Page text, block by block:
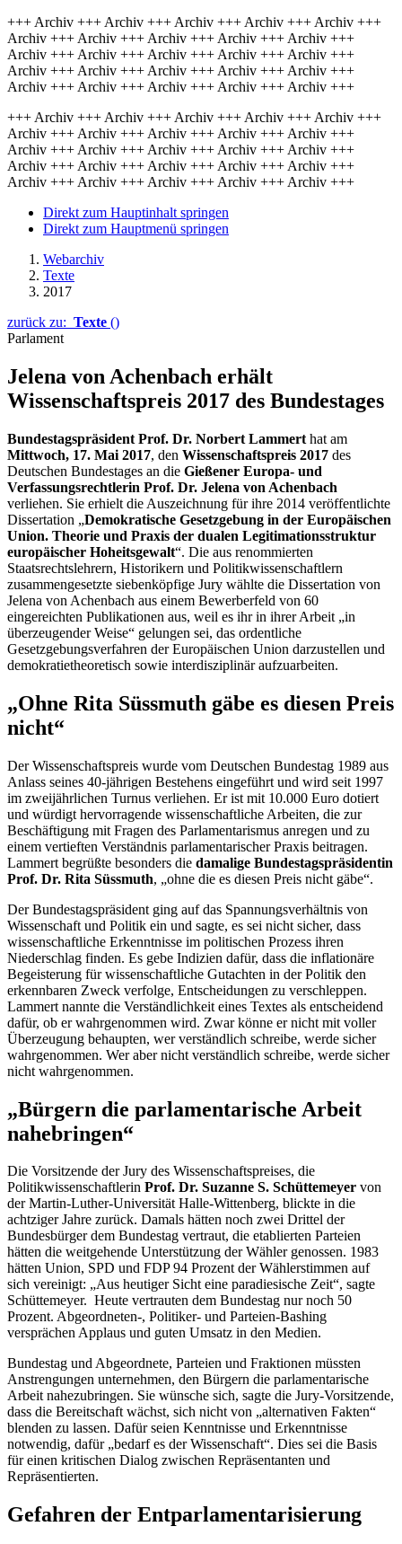
+++ Archiv +++ Archiv +++ Archiv +++ Archiv +++ Archiv +++
Archiv +++ Archiv +++ Archiv +++ Archiv +++ Archiv +++
Archiv +++ Archiv +++ Archiv +++ Archiv +++ Archiv +++
Archiv +++ Archiv +++ Archiv +++ Archiv +++ Archiv +++
Archiv +++ Archiv +++ Archiv +++ Archiv +++ Archiv +++
+++ Archiv +++ Archiv +++ Archiv +++ Archiv +++ Archiv +++
Archiv +++ Archiv +++ Archiv +++ Archiv +++ Archiv +++
Archiv +++ Archiv +++ Archiv +++ Archiv +++ Archiv +++
Archiv +++ Archiv +++ Archiv +++ Archiv +++ Archiv +++
Archiv +++ Archiv +++ Archiv +++ Archiv +++ Archiv +++
Direkt zum Hauptinhalt springen
Direkt zum Hauptmenü springen
Webarchiv
Texte
2017
zurück zu: Texte ()
Parlament
Jelena von Achenbach erhält
Wissenschaftspreis 2017 des Bundestages
Bundestagspräsident Prof. Dr. Norbert Lammert hat am
Mittwoch, 17. Mai 2017, den Wissenschaftspreis 2017 des
Deutschen Bundestages an die Gießener Europa- und
Verfassungsrechtlerin Prof. Dr. Jelena von Achenbach
verliehen. Sie erhielt die Auszeichnung für ihre 2014 veröffentlichte
Dissertation „Demokratische Gesetzgebung in der Europäischen
Union. Theorie und Praxis der dualen Legitimationsstruktur
europäischer Hoheitsgewalt“. Die aus renommierten
Staatsrechtslehrern, Historikern und Politikwissenschaftlern
zusammengesetzte siebenköpfige Jury wählte die Dissertation von
Jelena von Achenbach aus einem Bewerberfeld von 60
eingereichten Publikationen aus, weil es ihr in ihrer Arbeit „in
überzeugender Weise“ gelungen sei, das ordentliche
Gesetzgebungsverfahren der Europäischen Union darzustellen und
demokratietheoretisch sowie interdisziplinär aufzuarbeiten.
„Ohne Rita Süssmuth gäbe es diesen Preis
nicht“
Der Wissenschaftspreis wurde vom Deutschen Bundestag 1989 aus
Anlass seines 40-jährigen Bestehens eingeführt und wird seit 1997
im zweijährlichen Turnus verliehen. Er ist mit 10.000 Euro dotiert
und würdigt hervorragende wissenschaftliche Arbeiten, die zur
Beschäftigung mit Fragen des Parlamentarismus anregen und zu
einem vertieften Verständnis parlamentarischer Praxis beitragen.
Lammert begrüßte besonders die damalige Bundestagspräsidentin
Prof. Dr. Rita Süssmuth, „ohne die es diesen Preis nicht gäbe“.
Der Bundestagspräsident ging auf das Spannungsverhältnis von
Wissenschaft und Politik ein und sagte, es sei nicht sicher, dass
wissenschaftliche Erkenntnisse im politischen Prozess ihren
Niederschlag finden. Es gebe Indizien dafür, dass die inflationäre
Begeisterung für wissenschaftliche Gutachten in der Politik den
erkennbaren Zweck verfolge, Entscheidungen zu verschleppen.
Lammert nannte die Verständlichkeit eines Textes als entscheidend
dafür, ob er wahrgenommen wird. Zwar könne er nicht mit voller
Überzeugung behaupten, wer verständlich schreibe, werde sicher
wahrgenommen. Wer aber nicht verständlich schreibe, werde sicher
nicht wahrgenommen.
„Bürgern die parlamentarische Arbeit
nahebringen“
Die Vorsitzende derJury des Wissenschaftspreises, die
Politikwissenschaftlerin Prof. Dr. Suzanne S. Schüttemeyer von
der Martin-Luther-Universität Halle-Wittenberg, blickte in die
achtziger Jahre zurück. Damals hätten noch zwei Drittel der
Bundesbürger dem Bundestag vertraut, die etablierten Parteien
hätten die weitgehende Unterstützung der Wähler genossen. 1983
hätten Union, SPD und FDP 94 Prozent der Wählerstimmen auf
sich vereinigt: „Aus heutiger Sicht eine paradiesische Zeit“, sagte
Schüttemeyer. Heute vertrauten dem Bundestag nur noch 50
Prozent. Abgeordneten-, Politiker- und Parteien-Bashing
versprächen Applaus und guten Umsatz in den Medien.
Bundestag und Abgeordnete, Parteien und Fraktionen müssten
Anstrengungen unternehmen, den Bürgern die parlamentarische
Arbeit nahezubringen. Sie wünsche sich, sagte die Jury-Vorsitzende,
dass die Bereitschaft wächst, sich nicht von „alternativen Fakten“
blenden zu lassen. Dafür seien Kenntnisse und Erkenntnisse
notwendig, dafür „bedarf es der Wissenschaft“. Dies sei die Basis
für einen kritischen Dialog zwischen Repräsentanten und
Repräsentierten.
Gefahren der Entparlamentarisierung